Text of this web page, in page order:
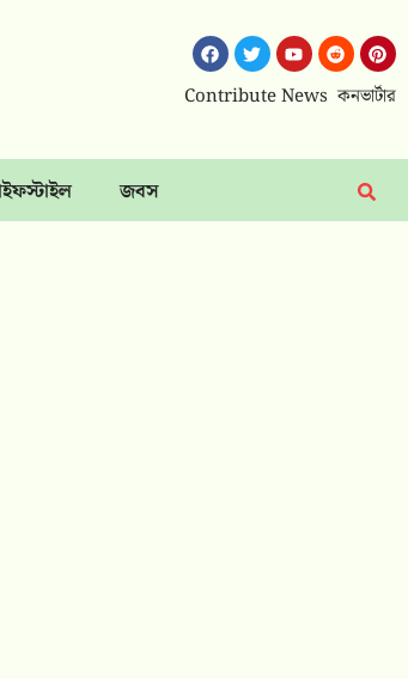
Contribute News কনভার্টার
জবস